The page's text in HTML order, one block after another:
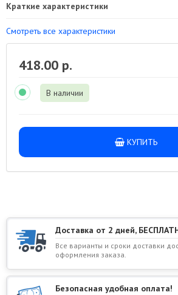
Краткие характеристики
Смотреть все характеристики
418.00 р.
В наличии
КУПИТЬ
Доставка от 2 дней,
Все варианты и сроки доставки
оформления заказа.
Безопасная удобная оплата!